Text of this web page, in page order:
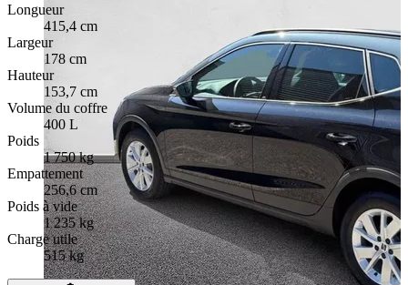
Longueur
415,4 cm
Largeur
178 cm
Hauteur
153,7 cm
Volume du coffre
400 L
Poids
1 750 kg
Empattement
256,6 cm
Poids à vide
1 235 kg
Charge utile
515 kg